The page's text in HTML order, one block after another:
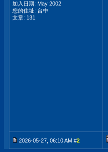
加入日期: May 2002
您的住址: 台中
文章: 131
2026-05-27, 06:10 AM #2